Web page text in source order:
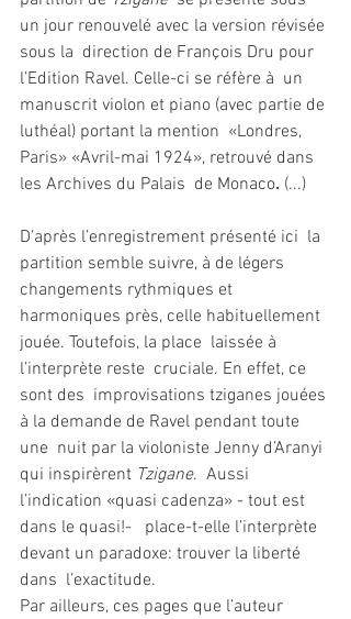
un jour renouvelé avec la version révisée
sous la  direction de François Dru pour
l’Edition Ravel. Celle-ci se réfère à  un
manuscrit violon et piano (avec partie de
luthéal) portant la mention  «Londres,
Paris» «Avril-mai 1924», retrouvé dans
les Archives du Palais  de Monaco. (...)
D’après l’enregistrement présenté ici  la
partition semble suivre, à de légers
changements rythmiques et
harmoniques près, celle habituellement
jouée. Toutefois, la place  laissée à
l’interprète reste  cruciale. En effet, ce
sont des  improvisations tziganes jouées
à la demande de Ravel pendant toute
une  nuit par la violoniste Jenny d’Aranyi
qui inspirèrent Tzigane.  Aussi
l’indication «quasi cadenza» - tout est
dans le quasi!-   place-t-elle l’interprète
devant un paradoxe: trouver la liberté
dans  l’exactitude.
Par ailleurs, ces pages que l’auteur